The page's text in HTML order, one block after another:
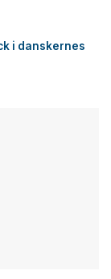
i danskernes